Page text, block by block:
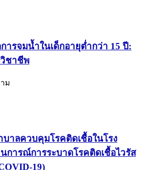
ารจมน้ำในเด็กอายุต่ำกว่า 15 ปี:
ชาชีพ
ม
บาลควบคุมโรคติดเชื้อในโรง
การณ์การระบาดโรคติดเชื้อไวรัส
19)